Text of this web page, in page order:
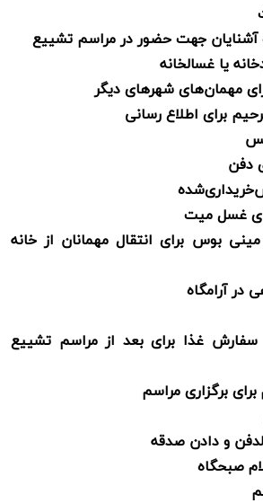
آشنایان جهت حضور در مراسم تشییع
یا غسالخانه
مهمان‌های شهرهای دیگر
دفن
غسل میت
بوس برای انتقال مهمانان از خانه
در آرامگاه
سفارش غذا برای بعد از مراسم تشییع
برگزاری مراسم
صبحگاه